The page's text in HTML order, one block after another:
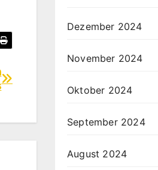
Dezember 2024
November 2024
Oktober 2024
September 2024
August 2024